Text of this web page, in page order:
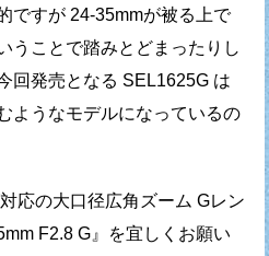
ですが 24-35mmが被る上で
うことで踏みとどまったりし
回発売となる SEL1625G は
ようなモデルになっているの
応の大口径広角ズーム Gレン
F2.8 G』を宜しくお願い